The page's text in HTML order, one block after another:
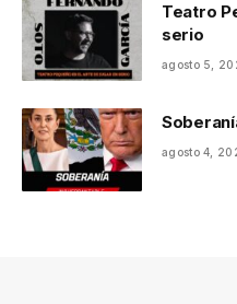
Teatro
serio
agosto 5,
agosto 4,